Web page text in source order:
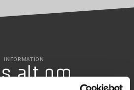
INFORMATION
alt om